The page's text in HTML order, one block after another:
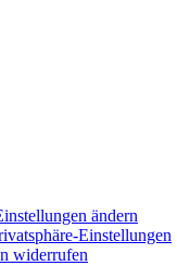
ändern
Einstellungen
widerrufen